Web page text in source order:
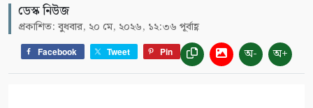
ডেস্ক নিউজ
প্রকাশিত: বুধবার, ২০ মে, ২০২৬, ১২:৩৬ পূর্বাহ্ণ
Facebook Tweet Pin অ- অ+